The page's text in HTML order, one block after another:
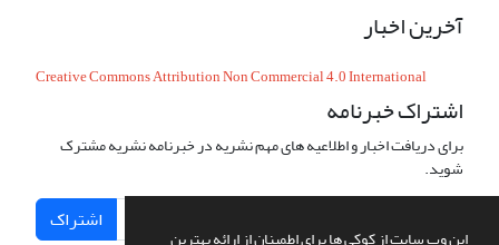
این وب سایت از کوکی ها برای اطمینان از ارائه بهترین
آخرین اخبار
Creative Commons Attribution Non Commercial 4.0 International
اشتراک خبرنامه
برای دریافت اخبار و اطلاعیه های مهم نشریه در خبرنامه نشریه مشترک
شوید.
اشتراک